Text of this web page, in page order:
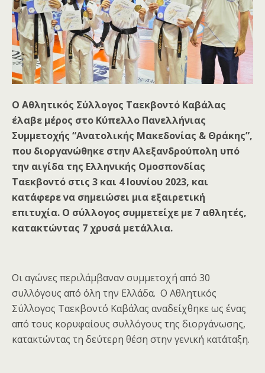
Ο Αθλητικός Σύλλογος Ταεκβοντό Καβάλας
έλαβε μέρος στο Κύπελλο Πανελλήνιας
Συμμετοχής “Ανατολικής Μακεδονίας & Θράκης”,
που διοργανώθηκε στην Αλεξανδρούπολη υπό
την αιγίδα της Ελληνικής Ομοσπονδίας
Ταεκβοντό στις 3 και 4 Ιουνίου 2023, και
κατάφερε να σημειώσει μια εξαιρετική
επιτυχία. Ο σύλλογος συμμετείχε με 7 αθλητές,
κατακτώντας 7 χρυσά μετάλλια.
Οι αγώνες περιλάμβαναν συμμετοχή από 30
συλλόγους από όλη την Ελλάδα. Ο Αθλητικός
Σύλλογος Ταεκβοντό Καβάλας αναδείχθηκε ως ένας
από τους κορυφαίους συλλόγους της διοργάνωσης,
κατακτώντας τη δεύτερη θέση στην γενική κατάταξη.